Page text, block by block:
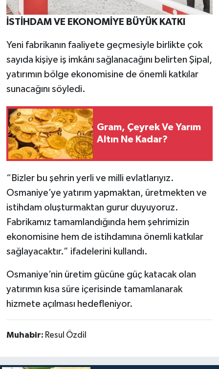
İSTİHDAM VE EKONOMİYE BÜYÜK KATKI
Yeni fabrikanın faaliyete geçmesiyle birlikte çok
sayıda kişiye iş imkânı sağlanacağını belirten Şipal,
yatırımın bölge ekonomisine de önemli katkılar
sunacağını söyledi.
Gram, Çeyrek Ve Yarım
Altın Ne Kadar?
“Bizler bu şehrin yerli ve milli evlatlarıyız.
Osmaniye’ye yatırım yapmaktan, üretmekten ve
istihdam oluşturmaktan gurur duyuyoruz.
Fabrikamız tamamlandığında hem şehrimizin
ekonomisine hem de istihdamına önemli katkılar
sağlayacaktır.” ifadelerini kullandı.
Osmaniye’nin üretim gücüne güç katacak olan
yatırımın kısa süre içerisinde tamamlanarak
hizmete açılması hedefleniyor.
Muhabir: Resul Özdil